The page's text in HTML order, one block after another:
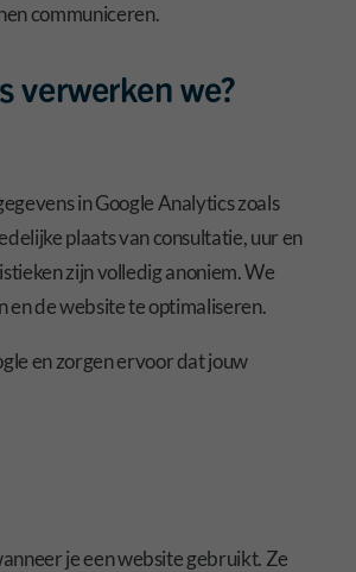
communiceren.
verwerken we?
in Google Analytics zoals
plaats van consultatie, uur en
zijn volledig anoniem. We
en de website te optimaliseren.
en zorgen ervoor dat jouw
je een website gebruikt. Ze